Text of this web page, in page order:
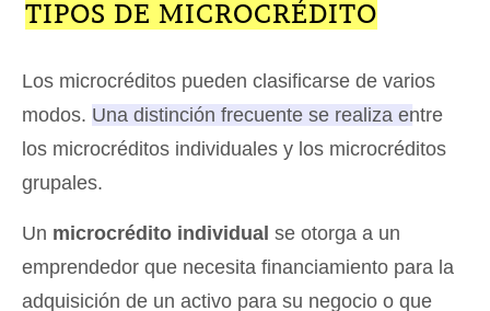
TIPOS DE MICROCRÉDITO
Los microcréditos pueden clasificarse de varios
modos. Una distinción frecuente se realiza entre
los microcréditos individuales y los microcréditos
grupales.
Un microcrédito individual se otorga a un
emprendedor que necesita financiamiento para la
adquisición de un activo para su negocio o que